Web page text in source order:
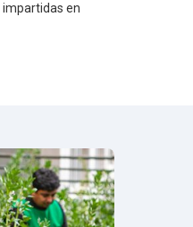
impartidas en